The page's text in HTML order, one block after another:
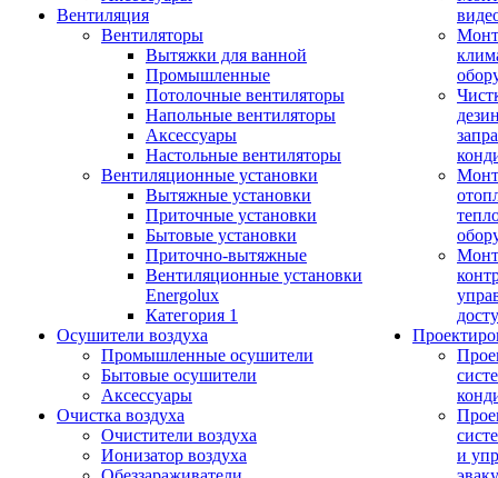
Вентиляция
Вентиляторы
Вытяжки для ванной
Промышленные
Потолочные вентиляторы
Напольные вентиляторы
Аксессуары
Настольные вентиляторы
Вентиляционные установки
Вытяжные установки
Приточные установки
Бытовые установки
Приточно-вытяжные
Вентиляционные установки
Energolux
Категория 1
Осушители воздуха
Промышленные осушители
Бытовые осушители
Аксессуары
Очистка воздуха
Очистители воздуха
Ионизатор воздуха
и